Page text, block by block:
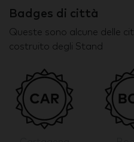
Badges di città
Queste sono alcune delle
costruito degli Stand